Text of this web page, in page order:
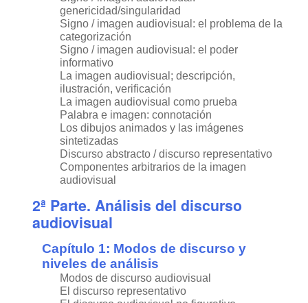
genericidad/singularidad
Signo / imagen audiovisual: el problema de la
categorización
Signo / imagen audiovisual: el poder
informativo
La imagen audiovisual; descripción,
ilustración, verificación
La imagen audiovisual como prueba
Palabra e imagen: connotación
Los dibujos animados y las imágenes
sintetizadas
Discurso abstracto / discurso representativo
Componentes arbitrarios de la imagen
audiovisual
2ª Parte. Análisis del discurso
audiovisual
Capítulo 1: Modos de discurso y
niveles de análisis
Modos de discurso audiovisual
El discurso representativo